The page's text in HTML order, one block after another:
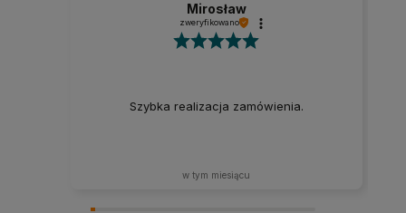
Mirosław
zweryfikowano
Szybka realizacja zamówienia.
w tym miesiącu